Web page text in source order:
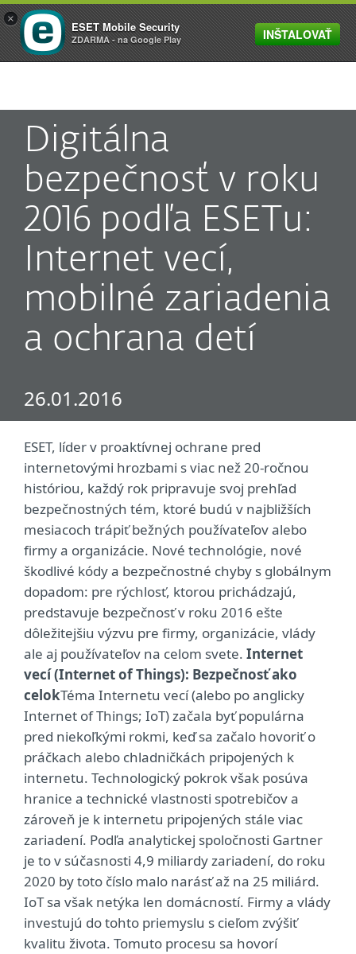
MENU
Digitálna
bezpečnosť v roku
2016 podľa ESETu:
Internet vecí,
mobilné zariadenia
a ochrana detí
26.01.2016
ESET, líder v proaktívnej ochrane pred
internetovými hrozbami s viac než 20-ročnou
históriou, každý rok pripravuje svoj prehľad
bezpečnostných tém, ktoré budú v najbližších
mesiacoch trápiť bežných používateľov alebo
firmy a organizácie. Nové technológie, nové
škodlivé kódy a bezpečnostné chyby s globálnym
dopadom: pre rýchlosť, ktorou prichádzajú,
predstavuje bezpečnosť v roku 2016 ešte
dôležitejšiu výzvu pre firmy, organizácie, vlády
ale aj používateľov na celom svete. Internet
vecí (Internet of Things): Bezpečnosť ako
celokTéma Internetu vecí (alebo po anglicky
Internet of Things; IoT) začala byť populárna
pred niekoľkými rokmi, keď sa začalo hovoriť o
práčkach alebo chladničkách pripojených k
internetu. Technologický pokrok však posúva
hranice a technické vlastnosti spotrebičov a
zároveň je k internetu pripojených stále viac
zariadení. Podľa analytickej spoločnosti Gartner
je to v súčasnosti 4,9 miliardy zariadení, do roku
2020 by toto číslo malo narásť až na 25 miliárd.
IoT sa však netýka len domácností. Firmy a vlády
investujú do tohto priemyslu s cieľom zvýšiť
kvalitu života. Tomuto procesu sa hovorí
×
ESET Mobile Security
ZDARMA - na Google Play INŠTALOVAŤ